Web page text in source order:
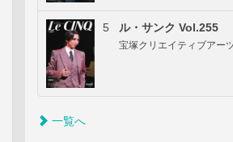
5 ル・サンク Vol.255
宝塚クリエイティブアー
一覧へ